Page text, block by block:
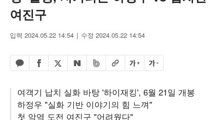
여진구
입력 2024.05.22 14:54 수정 2024.05.22 14:54
카카오톡 공유하기
페이스북 공유하기
엑스 공유하기
네이버 공유하기
밴드 공유하기
URL복사글자 크게글자 작게
여객기 납치 실화 바탕 '하이재킹', 6월 21일 개봉
하정우 "실화 기반 이야기의 힘 느껴"
첫 악역 도전 여진구 "어려웠다"